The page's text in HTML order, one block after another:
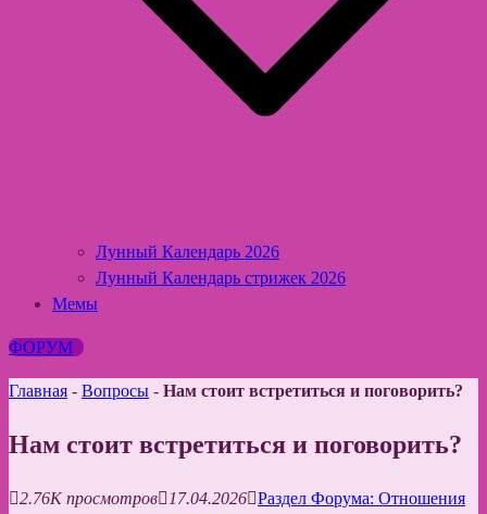
Лунный Календарь 2026
Лунный Календарь стрижек 2026
Мемы
ФОРУМ
Главная - Вопросы - Нам стоит встретиться и поговорить?
Нам стоит встретиться и поговорить?
2.76K просмотров 17.04.2026 Раздел Форума: Отношения